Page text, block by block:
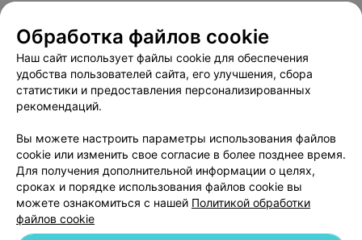
Пользовательское соглашение
Способы оплаты
Вакансии
Партнеры
Написать руководителю 103.by
Обработка персональных данных
Обработка файлов cookie
Наш сайт использует файлы cookie для обеспечения
удобства пользователей сайта, его улучшения, сбора
статистики и предоставления персонализированных
рекомендаций.
Вы можете настроить параметры использования файлов
cookie или изменить свое согласие в более позднее время.
Для получения дополнительной информации о целях,
сроках и порядке использования файлов cookie вы
можете ознакомиться с нашей Политикой обработки
файлов cookie